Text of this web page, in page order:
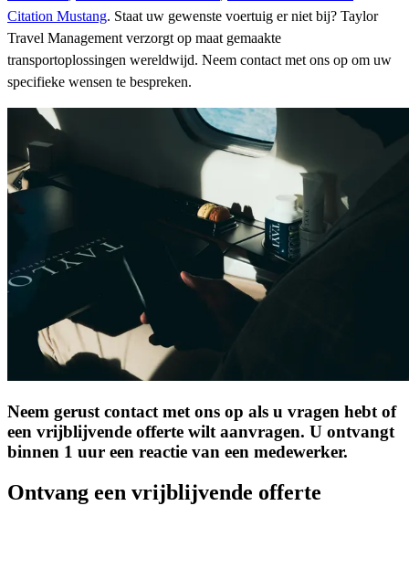
Citation Mustang. Staat uw gewenste voertuig er niet bij? Taylor
Travel Management verzorgt op maat gemaakte
transportoplossingen wereldwijd. Neem contact met ons op om uw
specifieke wensen te bespreken.
Neem gerust contact met ons op als u vragen hebt of
een vrijblijvende offerte wilt aanvragen. U ontvangt
binnen 1 uur een reactie van een medewerker.
Ontvang een vrijblijvende offerte